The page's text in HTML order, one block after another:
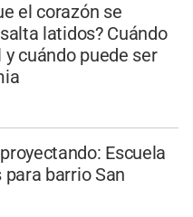
el corazón se
latidos? Cuándo
cuándo puede ser
Escuela
para barrio San